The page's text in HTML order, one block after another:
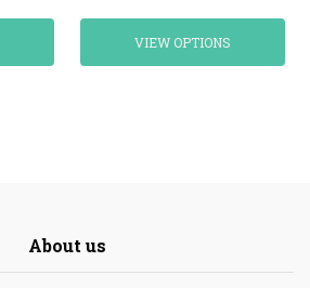
VIEW OPTIONS
About us